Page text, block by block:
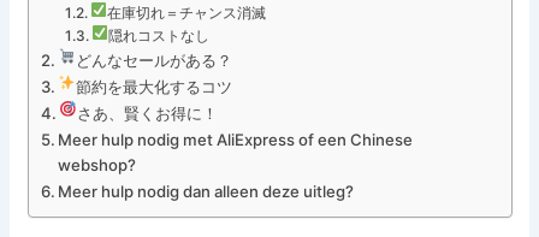
在庫切れ＝チャンス消滅
隠れコストなし
どんなセールがある？
節約を最大化するコツ
さあ、賢くお得に！
Meer hulp nodig met AliExpress of een Chinese
webshop?
Meer hulp nodig dan alleen deze uitleg?